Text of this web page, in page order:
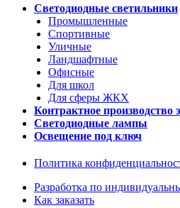
Светодиодные светильники
Промышленные
Спортивные
Уличные
Ландшафтные
Офисные
Для школ
Для сферы ЖКХ
Контрактное производство
Светодиодные лампы
Освещение под ключ
Политика
Разработка по
Как заказать